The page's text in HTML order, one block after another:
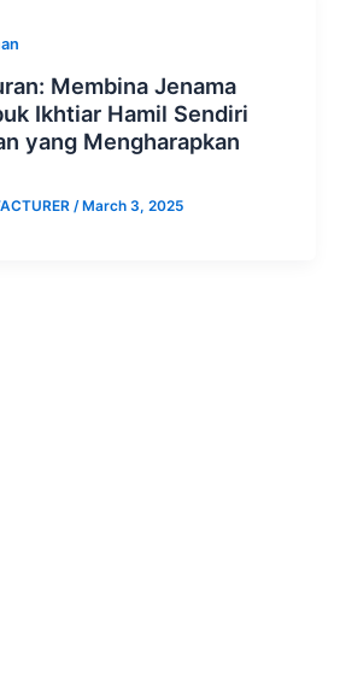
Membina Jenama
Ikhtiar Hamil Sendiri
yang Mengharapkan
/March 3, 2025